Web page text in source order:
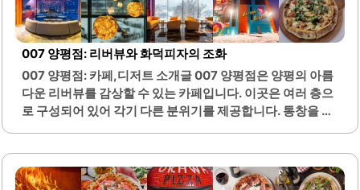
조화가 뛰어납니다. 토우진의 사장님과 직원들은 친절한 서
비스로 고객들에게 편안한 식사 경험을 제공합니다. 이곳은
혼자서 가볍게 술 한 잔을 즐기기에도 적합하며, 다찌석에서
의 혼술도 좋은 선택입니다.다양한 안주와 함께 즐길 수 있는
메뉴들이 마련되어 있어, 여러 번 방문해도 매번 새로운 맛을
경험할 수 있습니다. 특히, 수제로 만든 꼬치와..
007 양평점: 리버뷰와 화덕피자의 조화
007 양평점: 카페,디저트 소개글 007 양평점은 양평의 아름
다운 리버뷰를 감상할 수 있는 카페입니다. 이곳은 여러 층으
로 구성되어 있어 각기 다른 분위기를 제공합니다. 통창을 통
있습니다.넓은 공간은 데이트나 모임에 적합하며, 다양한 메
뉴가 준비되어 있습니다. 특히 화덕피자와 다양한 빵, 디저트